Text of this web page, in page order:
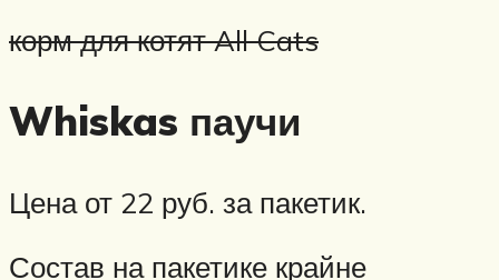
корм для котят All Cats
Whiskas паучи
Цена от 22 руб. за пакетик.
Состав на пакетике крайне